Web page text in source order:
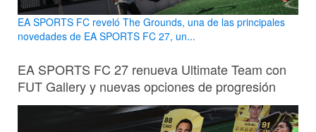
EA SPORTS FC reveló The Grounds, una de las principales
novedades de EA SPORTS FC 27, un...
EA SPORTS FC 27 renueva Ultimate Team con
FUT Gallery y nuevas opciones de progresión